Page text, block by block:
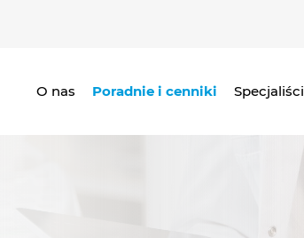
O nas Poradnie i cenniki Specjaliści